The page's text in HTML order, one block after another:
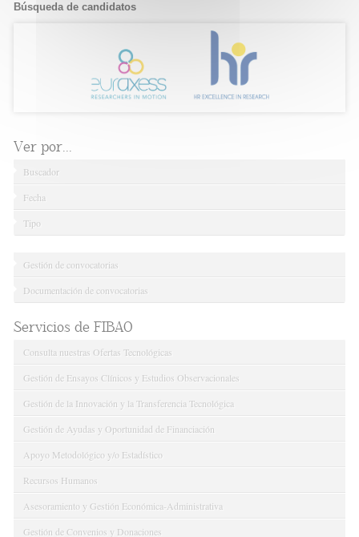
Búsqueda de candidatos
Ver por...
Buscador
Fecha
Tipo
Gestión de convocatorias
Documentación de convocatorias
Servicios de FIBAO
Consulta nuestras Ofertas Tecnológicas
Gestión de Ensayos Clínicos y Estudios Observacionales
Gestión de la Innovación y la Transferencia Tecnológica
Gestión de Ayudas y Oportunidad de Financiación
Apoyo Metodológico y/o Estadístico
Recursos Humanos
Asesoramiento y Gestión Económica-Administrativa
Gestión de Convenios y Donaciones